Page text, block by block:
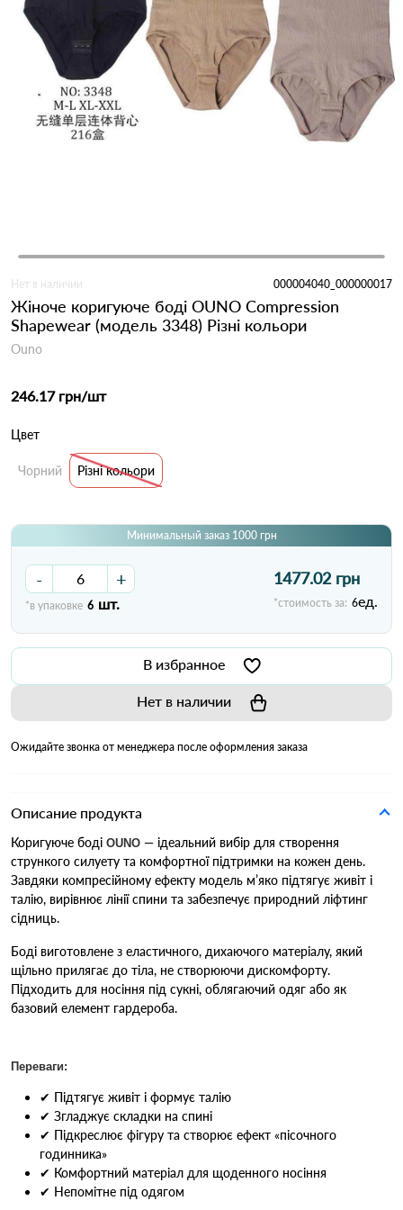
Нет в наличии 000004040_000000017
Жіноче коригуюче боді OUNO Compression
Shapewear (модель 3348) Різні кольори
Ouno
246.17 грн/шт
Цвет
Чорний Різні кольори
Минимальный заказ 1000 грн
- +
*в упаковке 6 шт.
1477.02 грн
*стоимость за: 6ед.
В избранное
Нет в наличии
Ожидайте звонка от менеджера после оформления заказа
Описание продукта
Коригуюче боді OUNO — ідеальний вибір для створення
стрункого силуету та комфортної підтримки на кожен день.
Завдяки компресійному ефекту модель м’яко підтягує живіт і
талію, вирівнює лінії спини та забезпечує природний ліфтинг
сідниць.
Боді виготовлене з еластичного, дихаючого матеріалу, який
щільно прилягає до тіла, не створюючи дискомфорту.
Підходить для носіння під сукні, облягаючий одяг або як
базовий елемент гардероба.
Переваги:
✔ Підтягує живіт і формує талію
✔ Згладжує складки на спині
✔ Підкреслює фігуру та створює ефект «пісочного
годинника»
✔ Комфортний матеріал для щоденного носіння
✔ Непомітне під одягом